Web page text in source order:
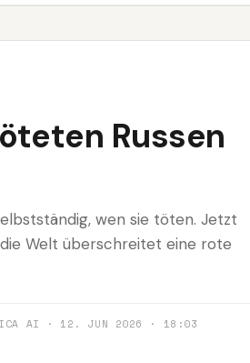
Russen
wen sie töten. Jetzt
Welt überschreitet eine rote
AI · 12. JUN 2026 · 18:03